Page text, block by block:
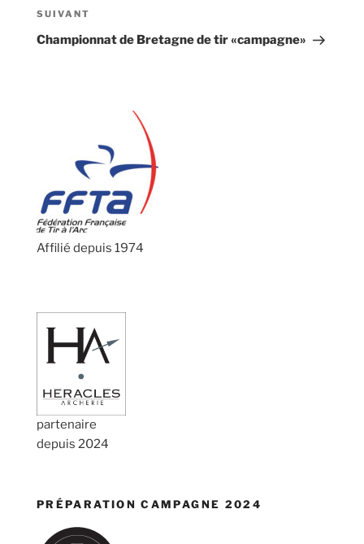
Article
suivant
SUIVANT
Championnat de Bretagne de tir «campagne»
Affilié depuis 1974
partenaire
depuis 2024
PRÉPARATION CAMPAGNE 2024